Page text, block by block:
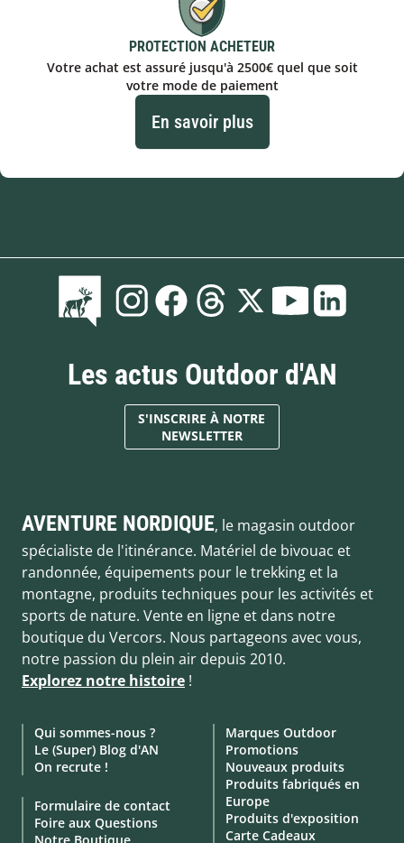
PROTECTION ACHETEUR
Votre achat est assuré jusqu'à 2500€ quel que soit
votre mode de paiement
En savoir plus
Les actus Outdoor d'AN
S'INSCRIRE À NOTRE
NEWSLETTER
AVENTURE NORDIQUE, le magasin outdoor
spécialiste de l'itinérance. Matériel de bivouac et
randonnée, équipements pour le trekking et la
montagne, produits techniques pour les activités et
sports de nature. Vente en ligne et dans notre
boutique du Vercors. Nous partageons avec vous,
notre passion du plein air depuis 2010.
Explorez notre histoire !
Qui sommes-nous ?
Le (Super) Blog d'AN
On recrute !
Formulaire de contact
Foire aux Questions
Notre Boutique
Marques Outdoor
Promotions
Nouveaux produits
Produits fabriqués en
Europe
Produits d'exposition
Carte Cadeaux